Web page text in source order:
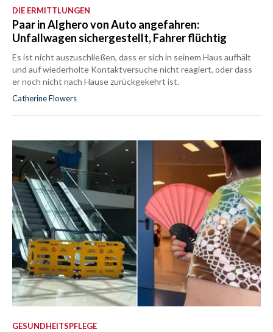
DIE ERMITTLUNGEN
Paar in Alghero von Auto angefahren:
Unfallwagen sichergestellt, Fahrer flüchtig
Es ist nicht auszuschließen, dass er sich in seinem Haus aufhält
und auf wiederholte Kontaktversuche nicht reagiert, oder dass
er noch nicht nach Hause zurückgekehrt ist.
Catherine Flowers
GESUNDHEITSPFLEGE